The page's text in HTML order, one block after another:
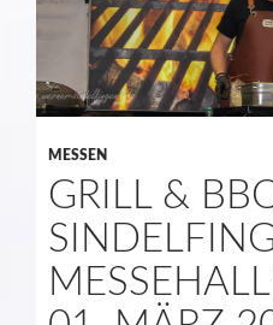
MESSEN
GRILL &